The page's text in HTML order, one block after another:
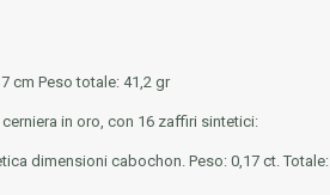
cm Peso totale: 41,2 gr
in oro, con 16 zaffiri sintetici:
dimensioni cabochon. Peso: 0,17 ct.